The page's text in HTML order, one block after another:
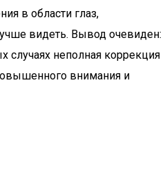
в области глаз,
видеть. Вывод очевиден:
случаях неполная коррекция
внимания и